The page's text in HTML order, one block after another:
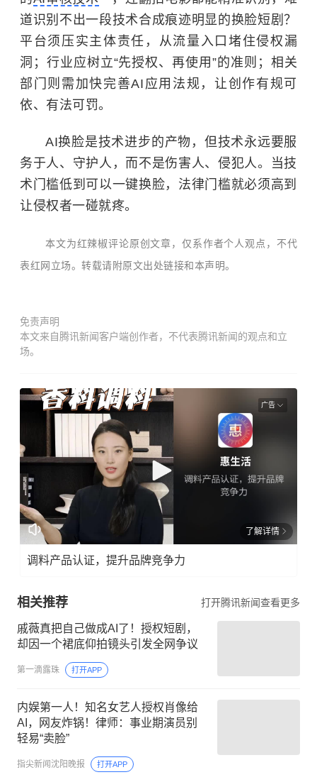
道识别不出一段技术合成痕迹明显的换脸短剧？
平台须压实主体责任，从流量入口堵住侵权漏
洞；行业应树立“先授权、再使用”的准则；相关
部门则需加快完善AI应用法规，让创作有规可
依、有法可罚。
AI换脸是技术进步的产物，但技术永远要服
务于人、守护人，而不是伤害人、侵犯人。当技
术门槛低到可以一键换脸，法律门槛就必须高到
让侵权者一碰就疼。
本文为红辣椒评论原创文章，仅系作者个人观点，不代
表红网立场。转载请附原文出处链接和本声明。
免责声明
本文来自腾讯新闻客户端创作者，不代表腾讯新闻的观点和立
场。
广告
了解详情
调料产品认证，提升品牌竞争力
相关推荐 打开腾讯新闻查看更多
戚薇真把自己做成AI了！授权短剧，
却因一个裙底仰拍镜头引发全网争议
第一滴露珠 打开APP
内娱第一人！知名女艺人授权肖像给
AI，网友炸锅！律师：事业期演员别
轻易“卖脸”
指尖新闻沈阳晚报 打开APP